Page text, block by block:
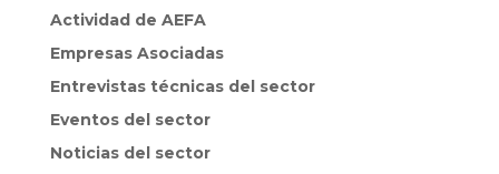
Actividad de AEFA
Empresas Asociadas
Entrevistas técnicas del sector
Eventos del sector
Noticias del sector